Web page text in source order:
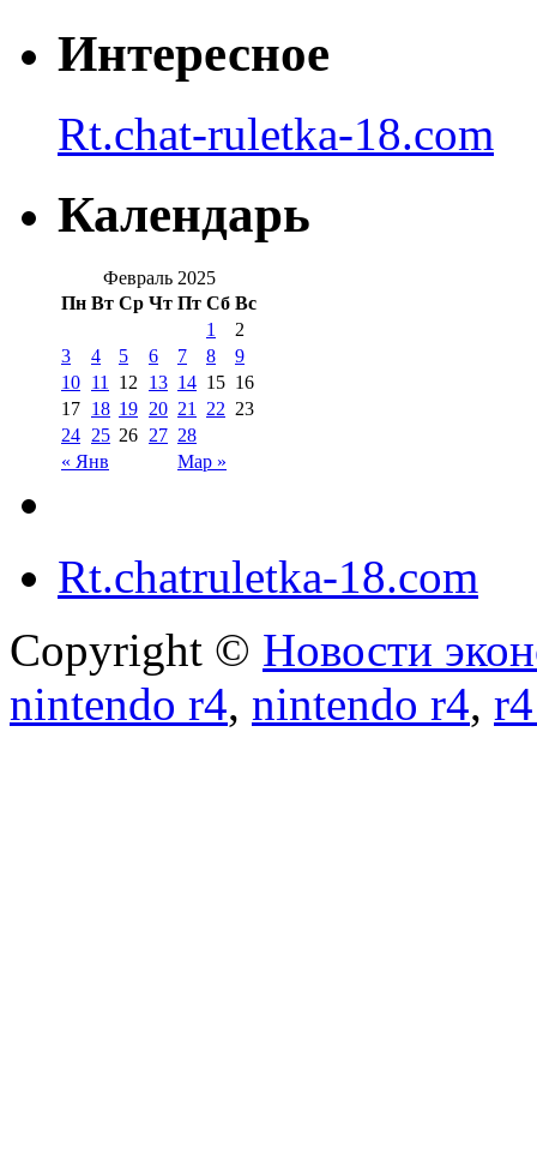
Интересное
Rt.chat-ruletka-18.com
Календарь
Февраль 2025
Пн Вт Ср Чт Пт Сб Вс
« Янв Мар »
1
2
3
4 5 6 7 8
9
10 11 12 13 14 15 16
17 18 19 20 21 22 23
24 25 26 27 28
Rt.chatruletka-18.com
Copyright © Новости
nintendo r4, nintendo r4,